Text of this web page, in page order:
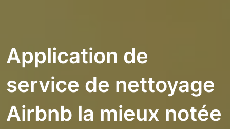
Application de
service de nettoyage
Airbnb la mieux notée